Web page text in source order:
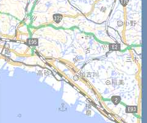
16時 17時 18時 19時 20時
32 32 30 29 27